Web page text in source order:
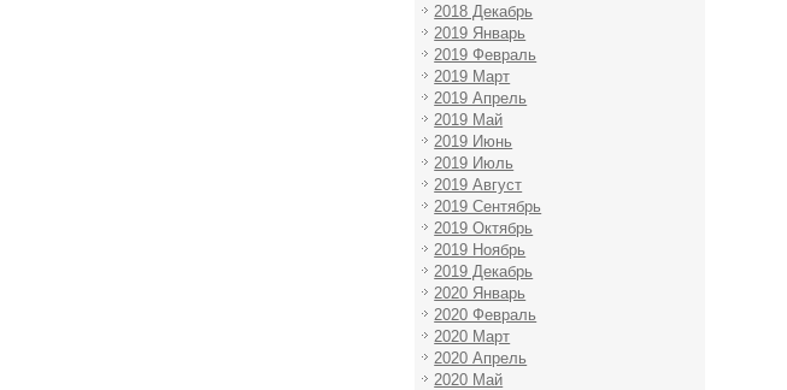
2018 Декабрь
2019 Январь
2019 Февраль
2019 Март
2019 Апрель
2019 Май
2019 Июнь
2019 Июль
2019 Август
2019 Сентябрь
2019 Октябрь
2019 Ноябрь
2019 Декабрь
2020 Январь
2020 Февраль
2020 Март
2020 Апрель
2020 Май